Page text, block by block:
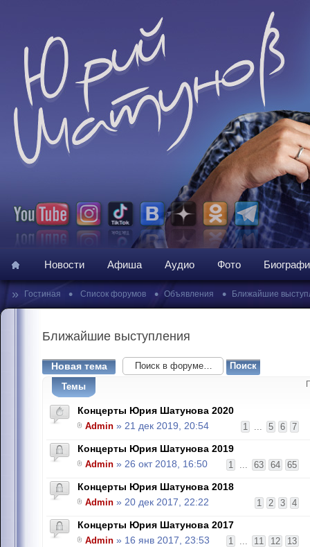
Новости Афиша Аудио Фото
» Гостиная • Список форумов • Объявления • Ближайшие
Ближайшие выступления
Новая тема
Темы
Концерты Юрия Шатунова 2020
1 ... 5 6 7
Admin » 21 дек 2019, 20:54
Концерты Юрия Шатунова 2019
1 ... 63 64 65
Admin » 26 окт 2018, 16:50
Концерты Юрия Шатунова 2018
1 2 3 4
Admin » 20 дек 2017, 22:22
Концерты Юрия Шатунова 2017
1 ... 11 12 13
Admin » 16 янв 2017, 23:53